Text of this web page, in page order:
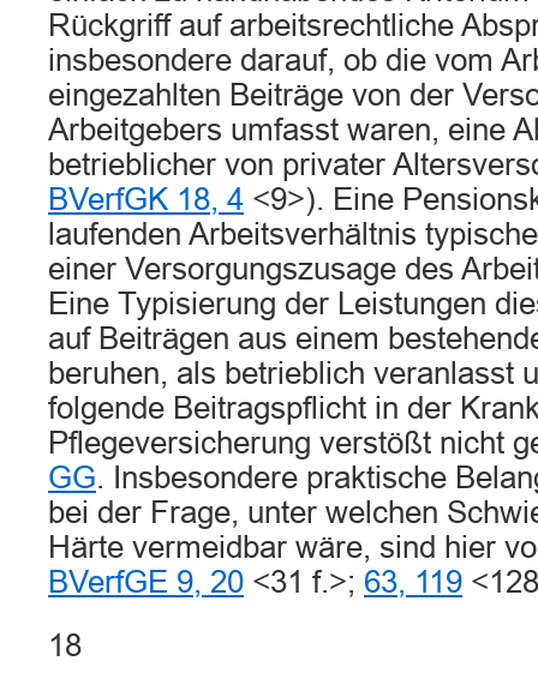
Rückgriff auf arbeitsrechtliche
insbesondere darauf, ob die vom
eingezahlten Beiträge von der
Arbeitgebers umfasst waren, eine
betrieblicher von privater
BVerfGK 18, 4 <9>). Eine
laufenden Arbeitsverhältnis
einer Versorgungszusage des
Eine Typisierung der Leistungen
auf Beiträgen aus einem
beruhen, als betrieblich veranlasst
folgende Beitragspflicht in der
Pflegeversicherung verstößt nicht
GG. Insbesondere praktische
bei der Frage, unter welchen
Härte vermeidbar wäre, sind hier
BVerfGE 9, 20 <31 f.>; 63, 119
18